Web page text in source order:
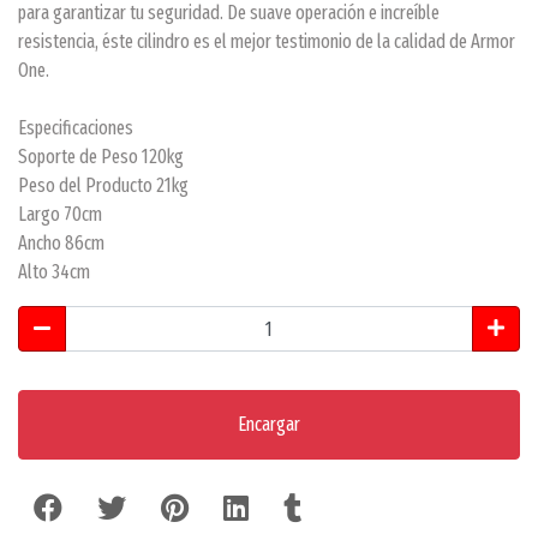
para garantizar tu seguridad. De suave operación e increíble
resistencia, éste cilindro es el mejor testimonio de la calidad de Armor
One.
Especificaciones
Soporte de Peso 120kg
Peso del Producto 21kg
Largo 70cm
Ancho 86cm
Alto 34cm
Encargar